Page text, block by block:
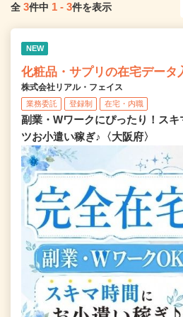
全 3件中 1 - 3件を表示
NEW
化粧品・サプリの在宅データ
株式会社リアル・フェイス
業務委託 登録制 在宅・内職
副業・Wワークにぴったり！スキ
ツお小遣い稼ぎ♪〈大阪府〉